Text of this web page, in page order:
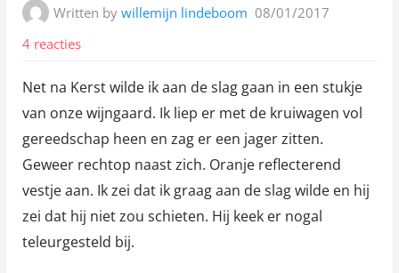
Written bywillemijn lindeboom 08/01/2017
4 reactiesop
Net na Kerst wilde ik aan de slag gaan in een stukje
van onze wijngaard. Ik liep er met de kruiwagen vol
gereedschap heen en zag er een jager zitten.
Geweer rechtop naast zich. Oranje reflecterend
vestje aan. Ik zei dat ik graag aan de slag wilde en hij
zei dat hij niet zou schieten. Hij keek er nogal
teleurgesteld bij.